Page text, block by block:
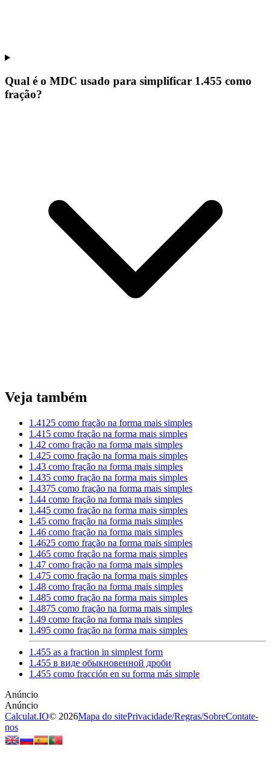
Qual é o MDC usado para simplificar 1.455 como
fração?
Veja também
1.4125 como fração na forma mais simples
1.415 como fração na forma mais simples
1.42 como fração na forma mais simples
1.425 como fração na forma mais simples
1.43 como fração na forma mais simples
1.435 como fração na forma mais simples
1.4375 como fração na forma mais simples
1.44 como fração na forma mais simples
1.445 como fração na forma mais simples
1.45 como fração na forma mais simples
1.46 como fração na forma mais simples
1.4625 como fração na forma mais simples
1.465 como fração na forma mais simples
1.47 como fração na forma mais simples
1.475 como fração na forma mais simples
1.48 como fração na forma mais simples
1.485 como fração na forma mais simples
1.4875 como fração na forma mais simples
1.49 como fração na forma mais simples
1.495 como fração na forma mais simples
1.455 as a fraction in simplest form
1.455 в виде обыкновенной дроби
1.455 como fracción en su forma más simple
Calculat.IO© 2026Mapa do sitePrivacidade/Regras/SobreContate-
nos